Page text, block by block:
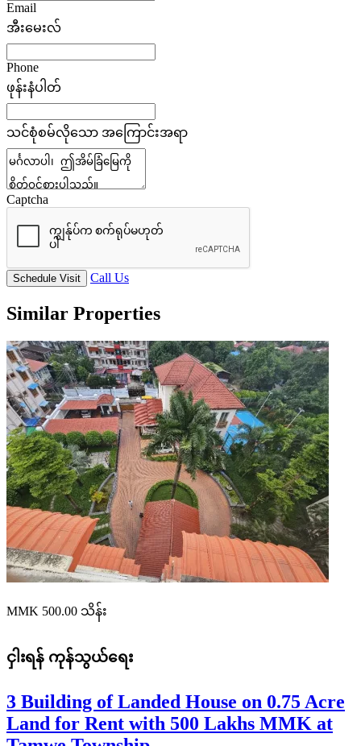
Email
အီးမေးလ်
Phone
ဖုန်းနံပါတ်
သင်စုံစမ်လိုသော အကြောင်းအရာ
Captcha
Schedule Visit Call Us
Similar Properties
MMK 500.00 သိန်း
ငှါးရန် ကုန်သွယ်ရေး
3 Building of Landed House on 0.75 Acre
Land for Rent with 500 Lakhs MMK at